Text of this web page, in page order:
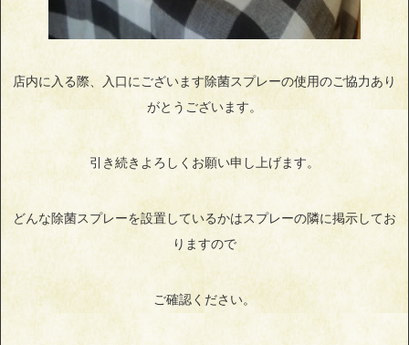
店内に入る際、入口にございます除菌スプレーの使用のご協力あり
がとうございます。
引き続きよろしくお願い申し上げます。
どんな除菌スプレーを設置しているかはスプレーの隣に掲示してお
りますので
ご確認ください。